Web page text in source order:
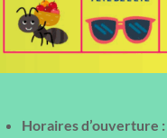
Horaires d’ouverture :